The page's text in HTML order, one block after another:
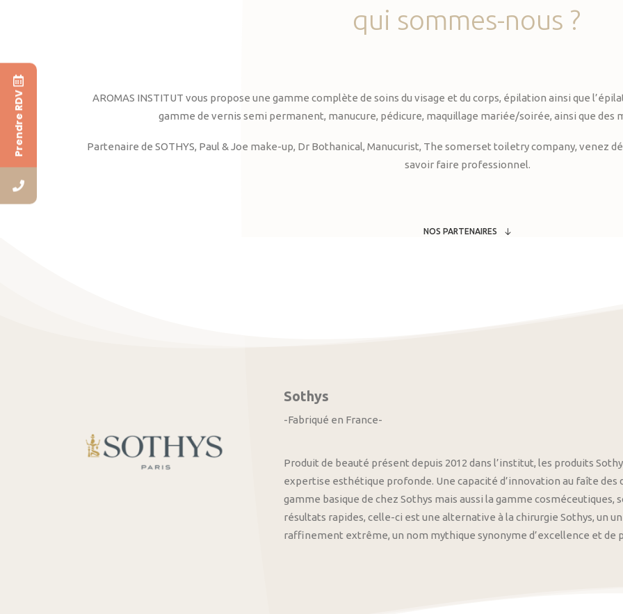
qui sommes-nous ?
AROMAS INSTITUT vous propose une gamme complète de soins du visage et du corps, épilation ainsi que
gamme de vernis semi permanent, manucure, pédicure, maquillage mariée/soirée, ainsi que des
Partenaire de SOTHYS, Paul & Joe make-up, Dr Bothanical, Manucurist, The somerset toiletry company, venez
savoir faire professionnel.
NOS PARTENAIRES
Sothys
-Fabriqué en France-
Produit de beauté présent depuis 2012 dans l’institut, les produits
expertise esthétique profonde. Une capacité d’innovation au faîte
gamme basique de chez Sothys mais aussi la gamme
résultats rapides, celle-ci est une alternative à la chirurgie Sothys, un
raffinement extrême, un nom mythique synonyme d’excellence et de
Prendre RDV